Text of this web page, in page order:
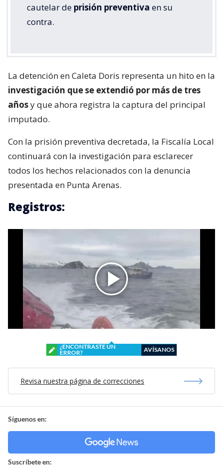
cautelar de prisión preventiva en su
contra.
La detención en Caleta Doris representa un hito en la
investigación que se extendió por más de tres
añosy que ahora registra la captura del principal
imputado.
Con la prisión preventiva decretada, la Fiscalía Local
continuará con la investigación para esclarecer
todos los hechos relacionados con la denuncia
presentada en Punta Arenas.
Registros:
¿ENCONTRASTE UN
ERROR?
AVÍSANOS
Revisa nuestra página de correcciones
Síguenos en:
Suscríbete en: